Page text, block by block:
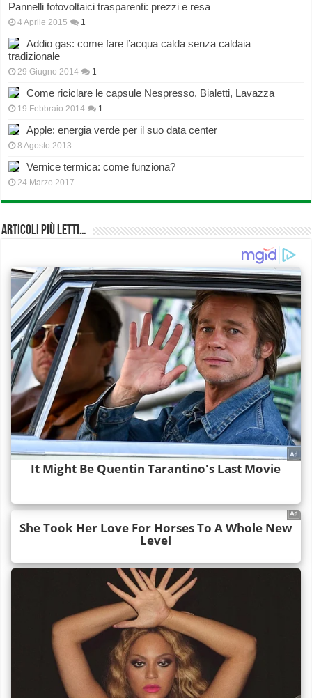
Pannelli fotovoltaici trasparenti: prezzi e resa
4 Aprile 2015 1
Addio gas: come fare l’acqua calda senza caldaia
tradizionale
29 Giugno 2014 1
Come riciclare le capsule Nespresso, Bialetti, Lavazza
19 Febbraio 2014 1
Apple: energia verde per il suo data center
8 Agosto 2013
Vernice termica: come funziona?
24 Marzo 2017
Articoli più Letti…